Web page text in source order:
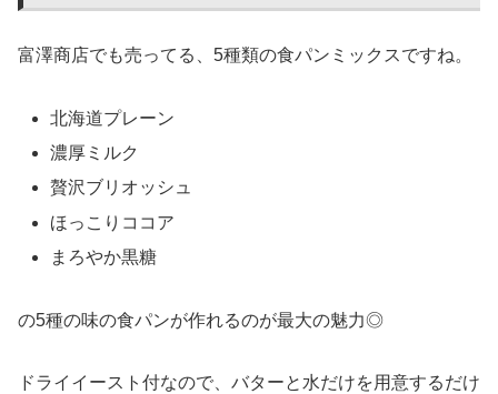
富澤商店でも売ってる、5種類の食パンミックスですね。
北海道プレーン
濃厚ミルク
贅沢ブリオッシュ
ほっこりココア
まろやか黒糖
の5種の味の食パンが作れるのが最大の魅力◎
ドライイースト付なので、バターと水だけを用意するだけ